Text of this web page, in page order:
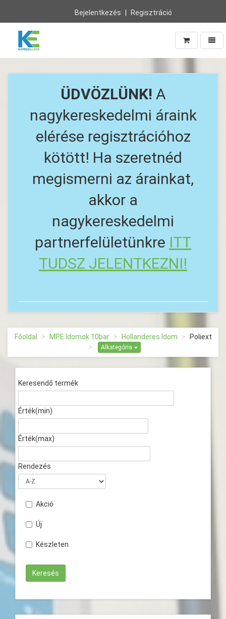
Bejelentkezés Regisztráció
Vissza
ÜDVÖZLÜNK! A
nagykereskedelmi áraink
elérése regisztrációhoz
kötött! Ha szeretnéd
megismerni az árainkat,
akkor a
nagykereskedelmi
partnerfelületünkre ITT
TUDSZ JELENTKEZNI!
Főoldal MPE Idomok 10bar Hollanderes Idom Poliext
Alkategória
Keresendő termék
Érték(min)
Érték(max)
Rendezés
Akció
Új
Készleten